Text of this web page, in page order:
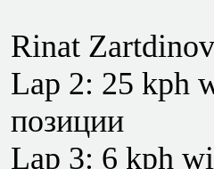
Rinat Zartdinov
Lap 2: 25 kph
позиции
Lap 3: 6 kph